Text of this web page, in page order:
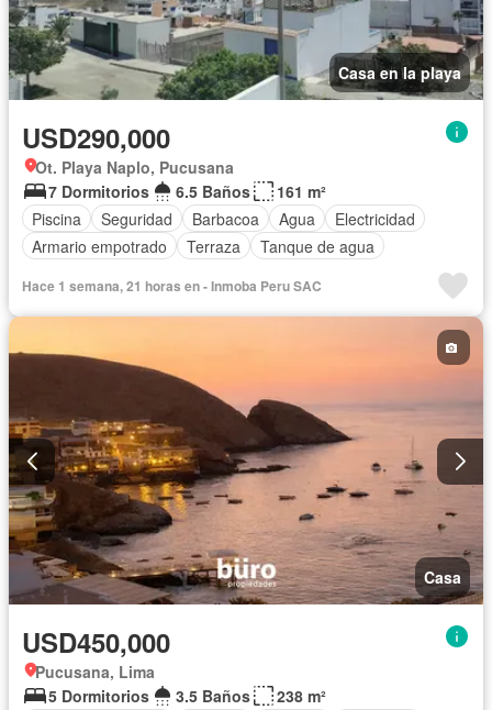
Casa en la playa
USD290,000
Ot. Playa Naplo, Pucusana
7 Dormitorios
6.5 Baños
161 m²
Piscina
Seguridad Barbacoa Agua
Electricidad
Armario empotrado
Terraza Tanque de agua
Hace 1 semana, 21 horas en - Inmoba Peru SAC
Casa
USD450,000
Pucusana, Lima
5 Dormitorios
3.5 Baños
238 m²